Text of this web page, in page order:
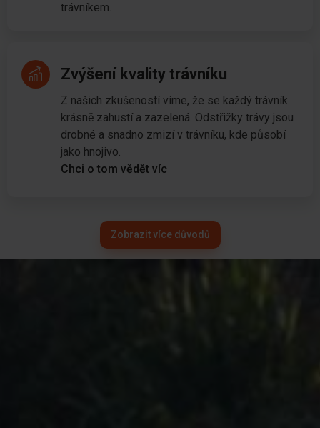
trávníkem.
Zvýšení kvality trávníku
Z našich zkušeností víme, že se každý trávník
krásně zahustí a zazelená. Odstřižky trávy jsou
drobné a snadno zmizí v trávníku, kde působí
jako hnojivo.
Chci o tom vědět víc
Zobrazit více důvodů